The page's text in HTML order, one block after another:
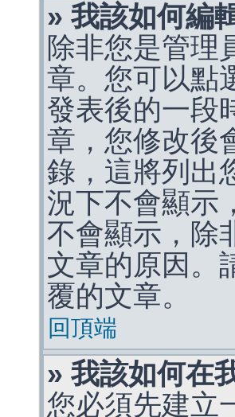
» 我該如何編
除非您是管理
章。您可以點
發表後的一段
章，您修改後
錄，這將列出
況下不會顯示
不會顯示，除
文章的原因。
覆的文章。
回頂端
» 我該如何在
您必須先建立